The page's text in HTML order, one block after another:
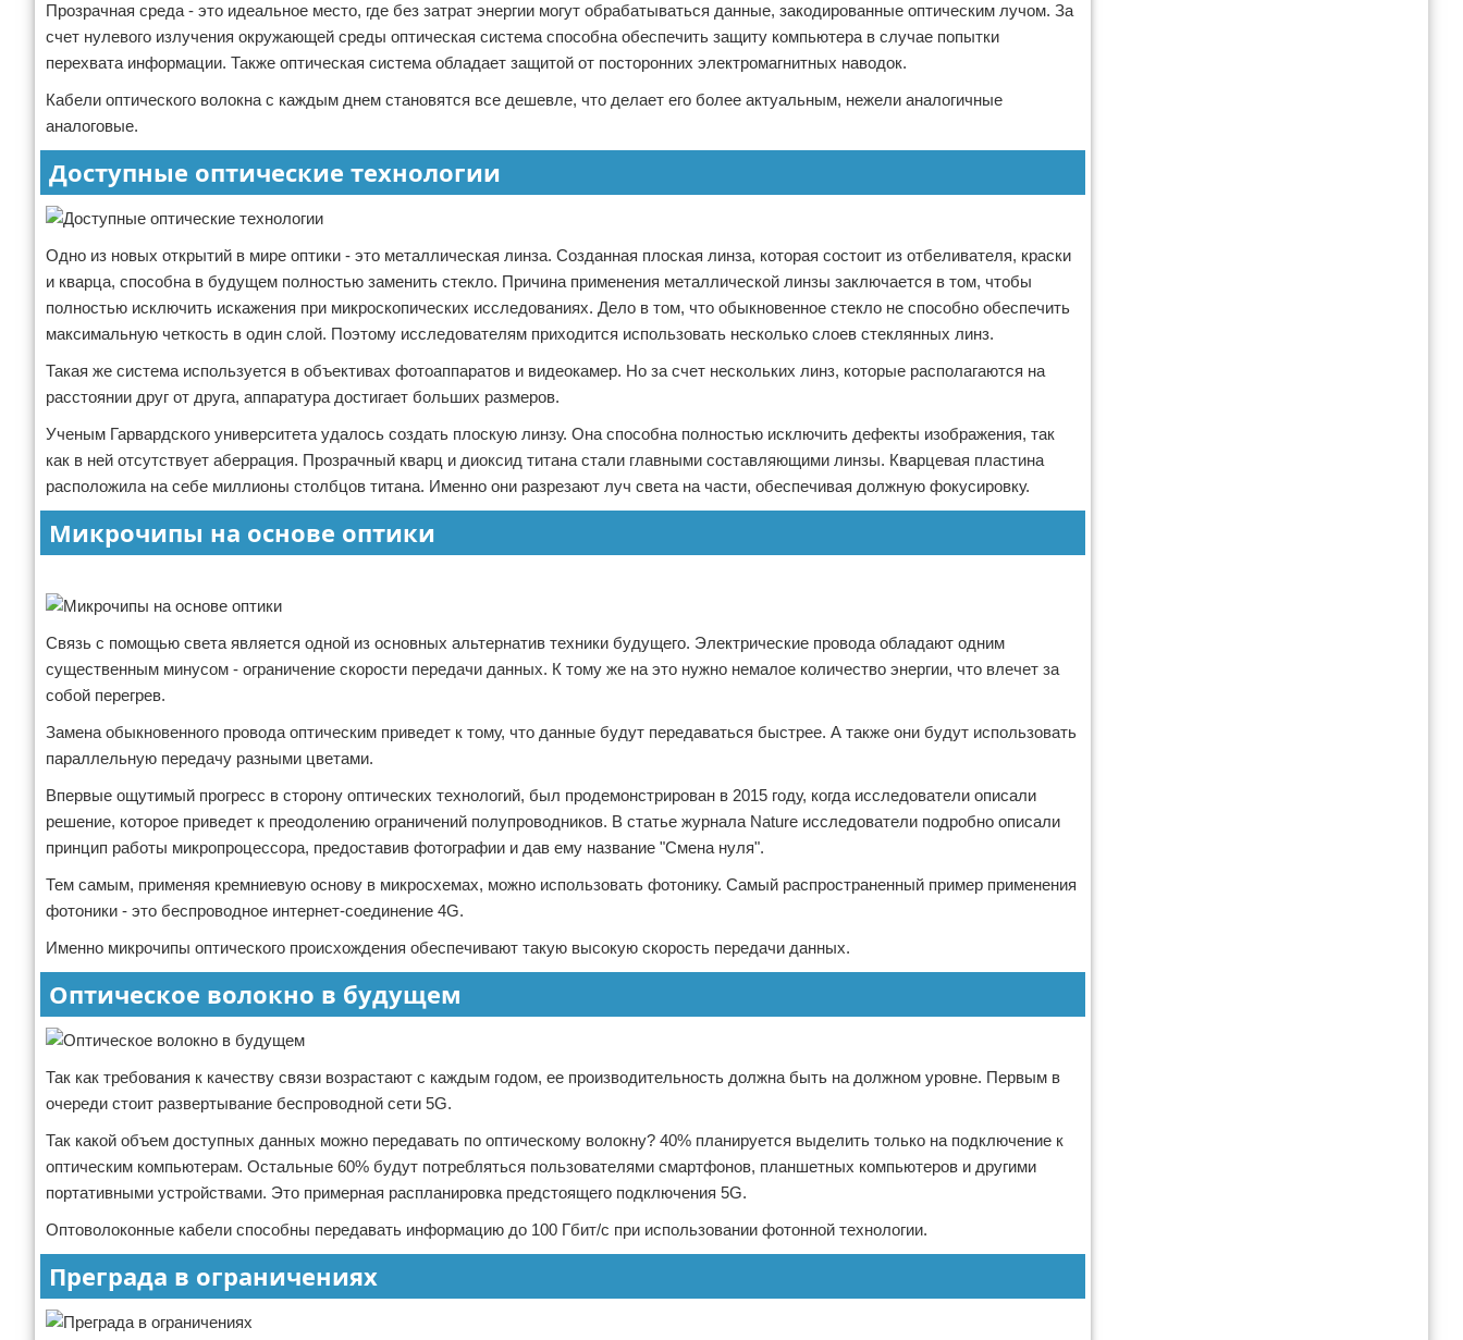
Прозрачная среда - это идеальное место, где без затрат энергии могут обрабатываться данные, закодированные оптическим лучом. За
счет нулевого излучения окружающей среды оптическая система способна обеспечить защиту компьютера в случае попытки
перехвата информации. Также оптическая система обладает защитой от посторонних электромагнитных наводок.
Кабели оптического волокна с каждым днем становятся все дешевле, что делает его более актуальным, нежели аналогичные
аналоговые.
Доступные оптические технологии
Одно из новых открытий в мире оптики - это металлическая линза. Созданная плоская линза, которая состоит из отбеливателя, краски
и кварца, способна в будущем полностью заменить стекло. Причина применения металлической линзы заключается в том, чтобы
полностью исключить искажения при микроскопических исследованиях. Дело в том, что обыкновенное стекло не способно обеспечить
максимальную четкость в один слой. Поэтому исследователям приходится использовать несколько слоев стеклянных линз.
Такая же система используется в объективах фотоаппаратов и видеокамер. Но за счет нескольких линз, которые располагаются на
расстоянии друг от друга, аппаратура достигает больших размеров.
Ученым Гарвардского университета удалось создать плоскую линзу. Она способна полностью исключить дефекты изображения, так
как в ней отсутствует аберрация. Прозрачный кварц и диоксид титана стали главными составляющими линзы. Кварцевая пластина
расположила на себе миллионы столбцов титана. Именно они разрезают луч света на части, обеспечивая должную фокусировку.
Микрочипы на основе оптики
Связь с помощью света является одной из основных альтернатив техники будущего. Электрические провода обладают одним
существенным минусом - ограничение скорости передачи данных. К тому же на это нужно немалое количество энергии, что влечет за
собой перегрев.
Замена обыкновенного провода оптическим приведет к тому, что данные будут передаваться быстрее. А также они будут использовать
параллельную передачу разными цветами.
Впервые ощутимый прогресс в сторону оптических технологий, был продемонстрирован в 2015 году, когда исследователи описали
решение, которое приведет к преодолению ограничений полупроводников. В статье журнала Nature исследователи подробно описали
принцип работы микропроцессора, предоставив фотографии и дав ему название "Смена нуля".
Тем самым, применяя кремниевую основу в микросхемах, можно использовать фотонику. Самый распространенный пример применения
фотоники - это беспроводное интернет-соединение 4G.
Именно микрочипы оптического происхождения обеспечивают такую высокую скорость передачи данных.
Оптическое волокно в будущем
Так как требования к качеству связи возрастают с каждым годом, ее производительность должна быть на должном уровне. Первым в
очереди стоит развертывание беспроводной сети 5G.
Так какой объем доступных данных можно передавать по оптическому волокну? 40% планируется выделить только на подключение к
оптическим компьютерам. Остальные 60% будут потребляться пользователями смартфонов, планшетных компьютеров и другими
портативными устройствами. Это примерная распланировка предстоящего подключения 5G.
Оптоволоконные кабели способны передавать информацию до 100 Гбит/с при использовании фотонной технологии.
Преграда в ограничениях